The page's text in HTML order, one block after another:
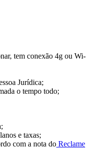
tem conexão 4g ou Wi-
Jurídica;
o tempo todo;
e taxas;
com a nota do Reclame